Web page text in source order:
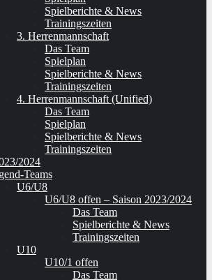
Spielberichte & News
Trainingszeiten
3. Herrenmannschaft
Das Team
Spielplan
Spielberichte & News
Trainingszeiten
4. Herrenmannschaft (Unified)
Das Team
Spielplan
Spielberichte & News
Trainingszeiten
2024
Teams
U6/U8
U6/U8 offen – Saison 2023/2024
Das Team
Spielberichte & News
Trainingszeiten
U10
U10/1 offen
Das Team